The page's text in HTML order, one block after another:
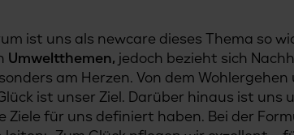
ist uns als newcare dieses Thema so
Umweltthemen, jedoch bezieht sich
am Herzen. Von dem Wohlergehen
ist unser Ziel. Darüber hinaus ist uns
für uns definiert haben. Bei der